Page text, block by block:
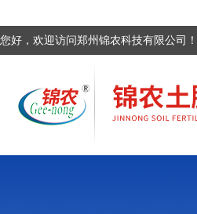
您好，欢迎访问郑州锦农科技有限公司！